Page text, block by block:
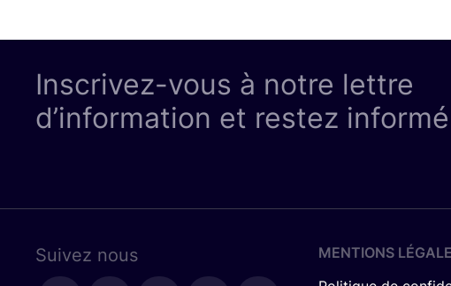
Inscrivez-vous à notre lettre
d’information et restez
Suivez nous
MENTIONS